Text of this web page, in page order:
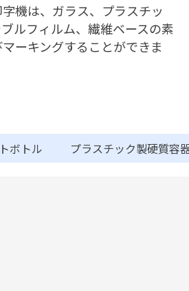
機は、ガラス、プラスチッ
ルフィルム、繊維ベースの素
ーキングすることができま
ボトル プラスチック製硬質容